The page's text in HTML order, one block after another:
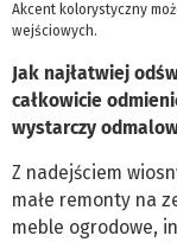
Akcent kolorystyczny
wejściowych.
Jak najłatwiej
całkowicie
wystarczy
Z nadejściem
małe remonty na
meble ogrodowe,